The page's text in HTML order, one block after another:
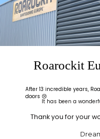
Du lundi au vendredi
9h-12h 14h-17h
Roarockit
After 13 incredible years,
doors 😢
Thank you for your
It has been a